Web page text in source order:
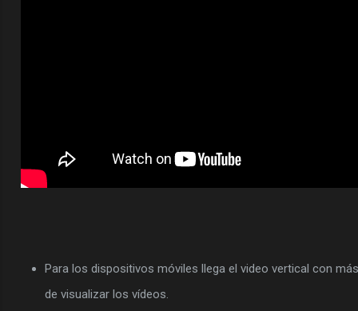
Para los dispositivos móviles llega el video vertical con
de visualizar los vídeos.